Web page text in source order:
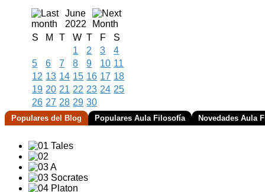
June
2022
S
M T W T F
S
1
2 3
4
5
6 7 8 9 10 11
12 13 14 15 16 17 18
19 20 21 22 23 24 25
26 27 28 29 30
Populares del Blog Populares Aula Filosofía Novedades Aula